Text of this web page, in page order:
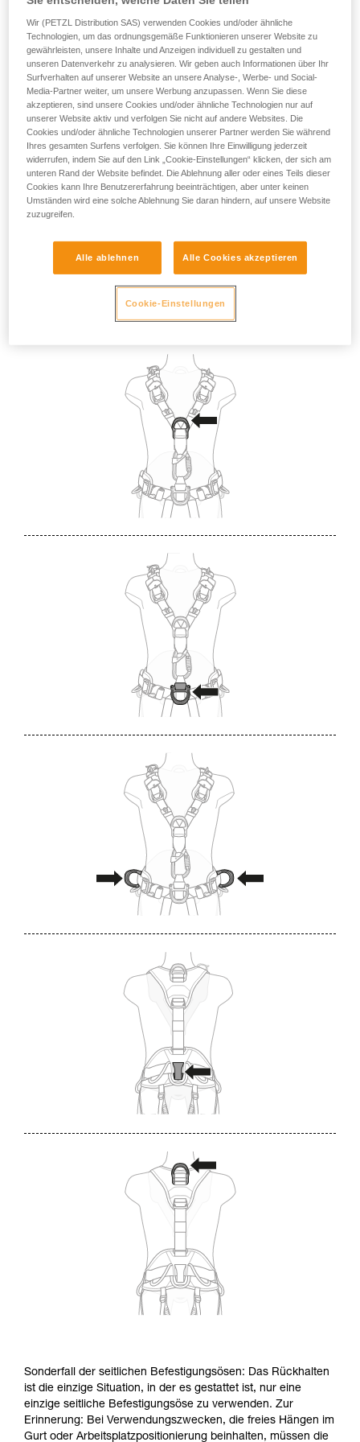
Bereich zu gelangen.
Aus regulatorischer Sicht wird die Verwendung von
Befestigungsösen in Rückhaltesystemen durch die
Zertifizierung EN 358 abgedeckt. Sofern kein Absturzrisiko
und somit keine Gefahr besteht, dass die anwendende
Person im Gurt hängt, kann in der Praxis jedoch jede
beliebige Befestigungsöse des Gurts zum Rückhalten
verwendet werden.
Die Wahl der für die Rückhaltung verwendeten
dorsale Öse bevorzugt werden, um zu verhindern, dass sich
Sonderfall der seitlichen Befestigungsösen: Das Rückhalten
ist die einzige Situation, in der es gestattet ist, nur eine
einzige seitliche Befestigungsöse zu verwenden. Zur
Erinnerung: Bei Verwendungszwecken, die freies Hängen im
Gurt oder Arbeitsplatzpositionierung beinhalten, müssen die
Wir (PETZL Distribution SAS) verwenden Cookies und/oder ähnliche
Technologien, um das ordnungsgemäße Funktionieren unserer Website zu
gewährleisten, unsere Inhalte und Anzeigen individuell zu gestalten und
unseren Datenverkehr zu analysieren. Wir geben auch Informationen über Ihr
Surfverhalten auf unserer Website an unsere Analyse-, Werbe- und Social-
Media-Partner weiter, um unsere Werbung anzupassen. Wenn Sie diese
akzeptieren, sind unsere Cookies und/oder ähnliche Technologien nur auf
unserer Website aktiv und verfolgen Sie nicht auf andere Websites. Die
Cookies und/oder ähnliche Technologien unserer Partner werden Sie während
Ihres gesamten Surfens verfolgen. Sie können Ihre Einwilligung jederzeit
widerrufen, indem Sie auf den Link „Cookie-Einstellungen“ klicken, der sich am
unteren Rand der Website befindet. Die Ablehnung aller oder eines Teils dieser
Cookies kann Ihre Benutzererfahrung beeinträchtigen, aber unter keinen
Umständen wird eine solche Ablehnung Sie daran hindern, auf unsere Website
zuzugreifen.
Alle ablehnen Alle Cookies akzeptieren
Cookie-Einstellungen